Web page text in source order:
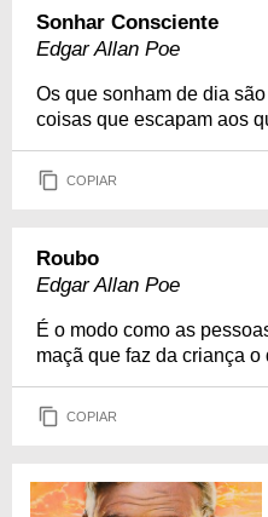
Sonhar Consciente
Edgar Allan Poe
Os que sonham de dia
coisas que escapam aos
COPIAR
Roubo
Edgar Allan Poe
É o modo como as
maçã que faz da criança o
COPIAR